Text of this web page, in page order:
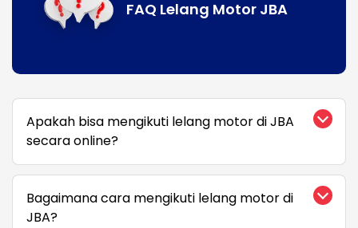
FAQ Lelang Motor JBA
Apakah bisa mengikuti lelang motor di JBA
secara online?
Bagaimana cara mengikuti lelang motor di
JBA?